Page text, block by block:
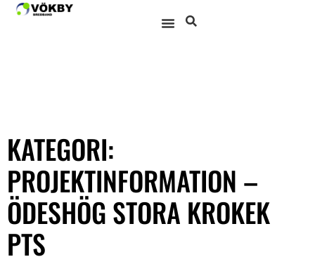
KATEGORI:
PROJEKTINFORMATION –
ÖDESHÖG STORA KROKEK
PTS